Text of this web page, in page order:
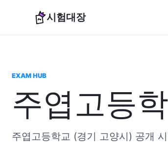
시험대장
EXAM HUB
주엽고등
주엽고등학교 (경기 고양시) 공개